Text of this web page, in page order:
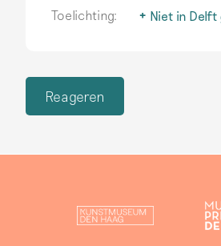
Toelichting:
Niet in
Reageren